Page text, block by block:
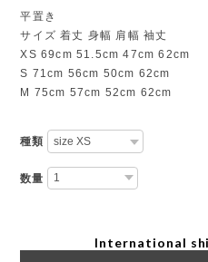
平置き
サイズ 着丈 身幅 肩幅 袖丈
XS 69cm 51.5cm 47cm 62cm
S 71cm 56cm 50cm 62cm
M 75cm 57cm 52cm 62cm
種類
数量
International